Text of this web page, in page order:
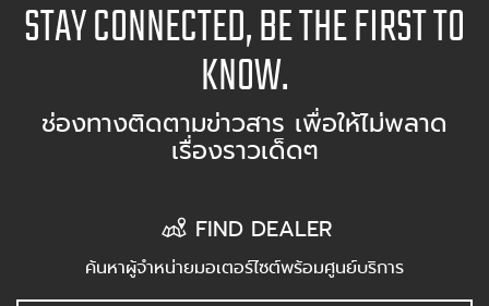
STAY CONNECTED, BE THE FIRST TO
KNOW.
ช่องทางติดตามข่าวสาร เพื่อให้ไม่พลาด
เรื่องราวเด็ดๆ
FIND DEALER
ค้นหาผู้จำหน่ายมอเตอร์ไซต์พร้อมศูนย์บริการ